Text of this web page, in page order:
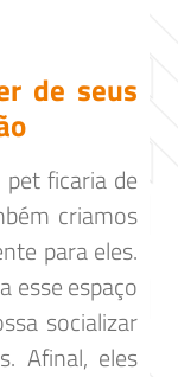
de seus
ficaria de
criamos
para eles.
esse espaço
socializar
Afinal, eles